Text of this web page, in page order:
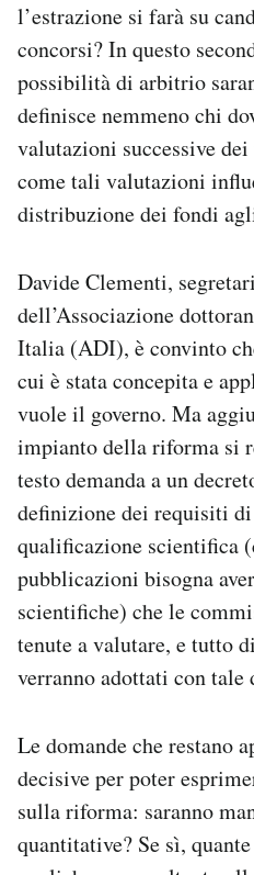
l’estrazione si farà su
concorsi? In questo
possibilità di arbitrio
definisce nemmeno chi
valutazioni successive
come tali valutazioni
distribuzione dei fondi
Davide Clementi,
dell’Associazione
Italia (ADI), è convinto
cui è stata concepita e
vuole il governo. Ma
impianto della riforma si
testo demanda a un
definizione dei requisiti
qualificazione scientifica
pubblicazioni bisogna
scientifiche) che le
tenute a valutare, e tutto
verranno adottati con tale
Le domande che restano
decisive per poter
sulla riforma: saranno
quantitative? Se sì,